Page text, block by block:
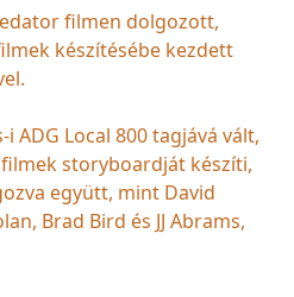
filmen dolgozott,
készítésébe kezdett
ADG Local 800 tagjává vált,
storyboardját készíti,
együtt, mint David
Brad Bird és JJ Abrams,